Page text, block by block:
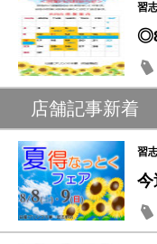
習
店舗記事新着
習
今